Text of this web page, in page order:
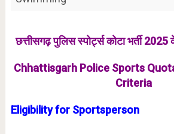
छत्तीसगढ़ पुलिस स्पोर्ट्स कोटा भर्ती 2025
Chhattisgarh Police Sports
Criteria
Eligibility for Sportsperson